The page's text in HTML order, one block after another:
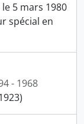
5 mars 1980
spécial en
- 1968